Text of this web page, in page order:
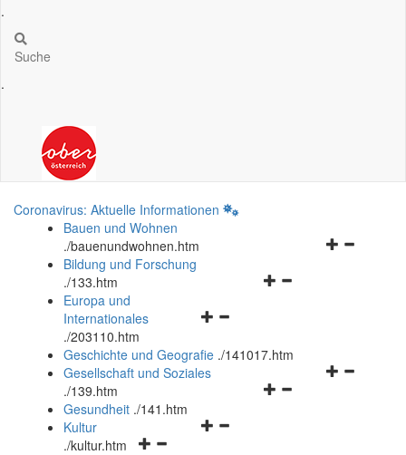
.
Suche
.
Coronavirus: Aktuelle Informationen
Bauen und Wohnen
./bauenundwohnen.htm
Navigationsmenü
Bildung und Forschung
./133.htm
Navigationsmenü
und
schließen
Europa und
Internationales
./203110.htm
Geschichte und Geografie ./141017.htm
Navigationsmenü
Gesellschaft und Soziales
./139.htm
Navigationsmenü
Gesundheit ./141.htm
Navigationsmenü
Kultur
./kultur.htm